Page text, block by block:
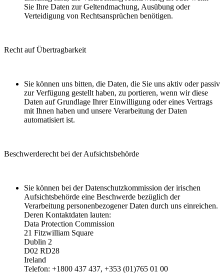
Sie Ihre Daten zur Geltendmachung, Ausübung oder
Verteidigung von Rechtsansprüchen benötigen.
Recht auf Übertragbarkeit
Sie können uns bitten, die Daten, die Sie uns aktiv oder passiv
zur Verfügung gestellt haben, zu portieren, wenn wir diese
Daten auf Grundlage Ihrer Einwilligung oder eines Vertrags
mit Ihnen haben und unsere Verarbeitung der Daten
automatisiert ist.
Beschwerderecht bei der Aufsichtsbehörde
Sie können bei der Datenschutzkommission der irischen
Aufsichtsbehörde eine Beschwerde bezüglich der
Verarbeitung personenbezogener Daten durch uns einreichen.
Deren Kontaktdaten lauten:
Data Protection Commission
21 Fitzwilliam Square
Dublin 2
D02 RD28
Ireland
Telefon: +1800 437 437, +353 (01)765 01 00